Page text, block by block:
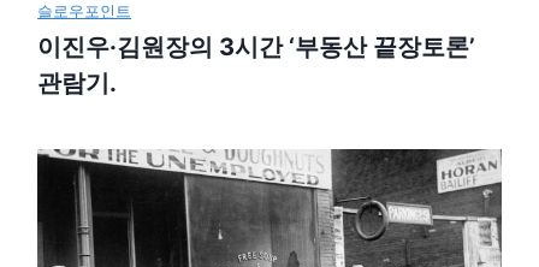
슬로우포인트
이진우·김원장의 3시간 ‘부동산 끝장토론’
관람기.